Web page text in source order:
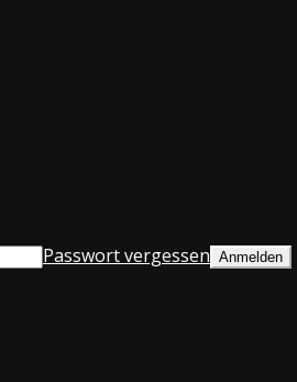
Passwort vergessen